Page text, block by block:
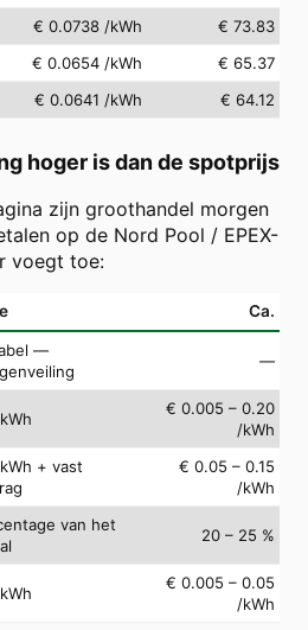
€ 0.0738 /kWh
€ 73.83
€ 0.0654 /kWh
€ 65.37
€ 0.0641 /kWh € 64.12
hoger is dan de spotprijs
zijn groothandel morgen
op de Nord Pool / EPEX-
voegt toe:
Ca.
—
—
€ 0.005 – 0.20
/kWh
+ vast
€ 0.05 – 0.15
/kWh
van het
20 – 25 %
€ 0.005 – 0.05
/kWh